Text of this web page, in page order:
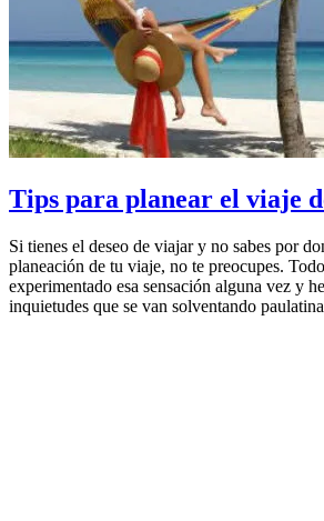
Tips para planear el viaje
Si tienes el deseo de viajar y no sabes por
planeación de tu viaje, no te preocupes.
experimentado esa sensación alguna vez y
inquietudes que se van solventando